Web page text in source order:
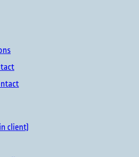
client)